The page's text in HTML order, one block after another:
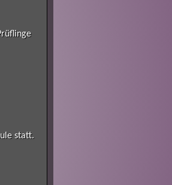
statt.